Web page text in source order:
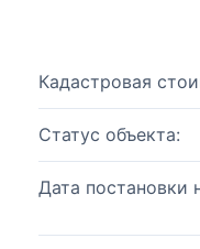
Кадастровая
Статус объекта:
Дата постановки